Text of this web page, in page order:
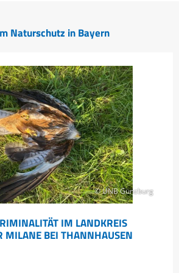
Naturschutz in Bayern
© UNB Günzburg
IM LANDKREIS
MILANE BEI THANNHAUSEN